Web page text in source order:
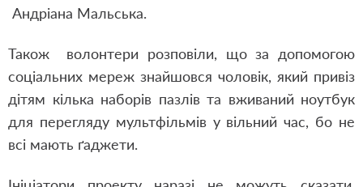
Андріана Мальська.
Також волонтери розповіли, що за допомогою
соціальних мереж знайшовся чоловік, який привіз
дітям кілька наборів пазлів та вживаний ноутбук
для перегляду мультфільмів у вільний час, бо не
всі мають ґаджети.